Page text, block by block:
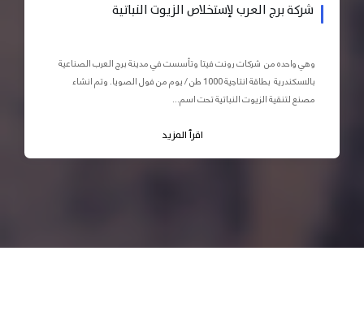
شركة برج العرب لإستخلاص الزيوت النباتية
وهي واحده من شركات رونت فيتا وتأسست في مدينة برج العرب الصناعية
بالاسكندرية بطاقة انتاجية 1000 طن / يوم من فول الصويا. وتم انشاء
مصنع لتنقية الزيوت النباتية تحت اسم...
اقرأ المزيد